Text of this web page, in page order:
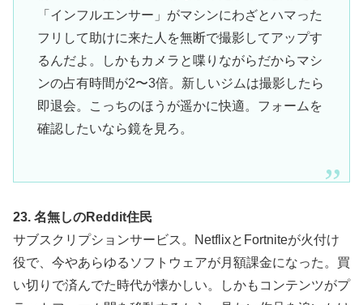
「インフルエンサー」がマシンにわざとハマった
フリして助けに来た人を無断で撮影してアップす
るんだよ。しかもカメラと喋りながらだからマシ
ンの占有時間が2〜3倍。新しいジムは撮影したら
即退会。こっちのほうが遥かに快適。フォームを
確認したいなら鏡を見ろ。
23. 名無しのReddit住民
サブスクリプションサービス。NetflixとFortniteが火付け
役で、今やあらゆるソフトウェアが月額課金になった。買
い切りで済んでた時代が懐かしい。しかもコンテンツがプ